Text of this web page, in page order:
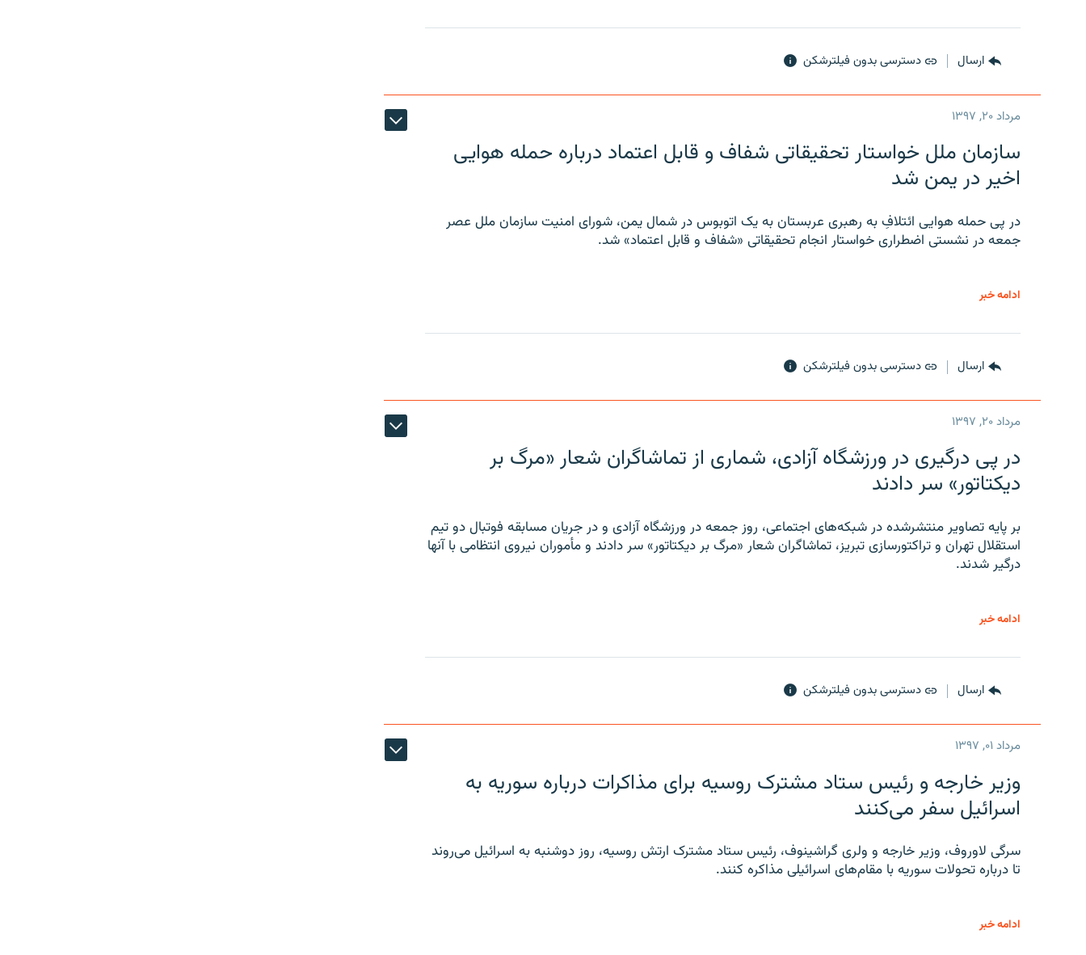
ارسال دسترسی بدون فیلترشکن
مرداد ۲۰, ۱۳۹۷
سازمان ملل خواستار تحقیقاتی شفاف و قابل اعتماد درباره حمله هوایی
اخیر در یمن شد
در پی حمله هوایی ائتلافِ به رهبری عربستان به یک اتوبوس در شمال یمن، شورای امنیت سازمان ملل عصر
جمعه در نشستی اضطراری خواستار انجام تحقیقاتی «شفاف و قابل اعتماد» شد.
ادامه خبر
ارسال دسترسی بدون فیلترشکن
مرداد ۲۰, ۱۳۹۷
در پی درگیری در ورزشگاه آزادی، شماری از تماشاگران شعار «مرگ بر
دیکتاتور» سر دادند
بر پایه تصاویر منتشرشده در شبکه‌های اجتماعی، روز جمعه در ورزشگاه آزادی و در جریان مسابقه فوتبال دو تیم
استقلال تهران و تراکتورسازی تبریز، تماشاگران شعار «مرگ بر دیکتاتور» سر دادند و مأموران نیروی انتظامی با آنها
درگیر شدند.
ادامه خبر
ارسال دسترسی بدون فیلترشکن
مرداد ۰۱, ۱۳۹۷
وزیر خارجه و رئیس‌ ستاد مشترک روسیه برای مذاکرات درباره سوریه به
اسرائیل سفر می‌کنند
سرگی لاوروف، وزیر خارجه و ولری گراشینوف، رئیس ستاد مشترک ارتش روسیه، روز دوشنبه به اسرائیل می‌روند
تا درباره تحولات سوریه با مقام‌های اسرائیلی مذاکره کنند.
ادامه خبر